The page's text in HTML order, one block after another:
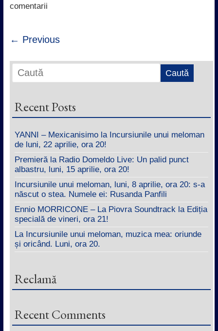
k
p
comentarii
← Previous
Recent Posts
YANNI – Mexicanisimo la Incursiunile unui meloman
de luni, 22 aprilie, ora 20!
Premieră la Radio Domeldo Live: Un palid punct
albastru, luni, 15 aprilie, ora 20!
Incursiunile unui meloman, luni, 8 aprilie, ora 20: s-a
născut o stea. Numele ei: Rusanda Panfili
Ennio MORRICONE – La Piovra Soundtrack la Ediția
specială de vineri, ora 21!
La Incursiunile unui meloman, muzica mea: oriunde
și oricând. Luni, ora 20.
Reclamă
Recent Comments